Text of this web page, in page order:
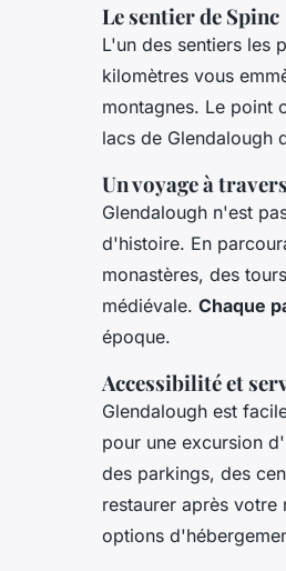
Le sentier de Spinc
L'un des sentiers les
kilomètres vous
montagnes. Le point
lacs de Glendalough
Un voyage à
Glendalough n'est
d'histoire. En
monastères, des
médiévale. Chaque
époque.
Accessibilité et
Glendalough est
pour une excursion
des parkings, des
restaurer après votre
options